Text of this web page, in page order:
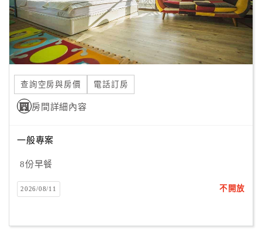
計
劃
商
品
宣
傳
查詢空房與房價 電話訂房
房間詳細內容
一般專案
8份早餐
2026/08/11 不開放